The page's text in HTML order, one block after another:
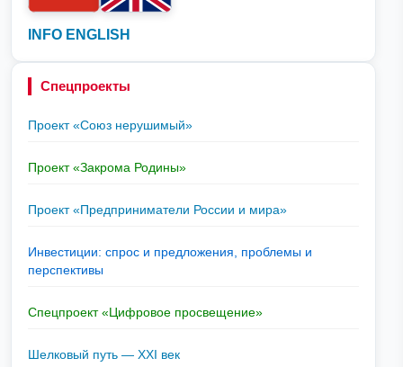
INFO ENGLISH
Спецпроекты
Проект «Союз нерушимый»
Проект «Закрома Родины»
Проект «Предприниматели России и мира»
Инвестиции: спрос и предложения, проблемы и
перспективы
Спецпроект «Цифровое просвещение»
Шелковый путь — XXI век